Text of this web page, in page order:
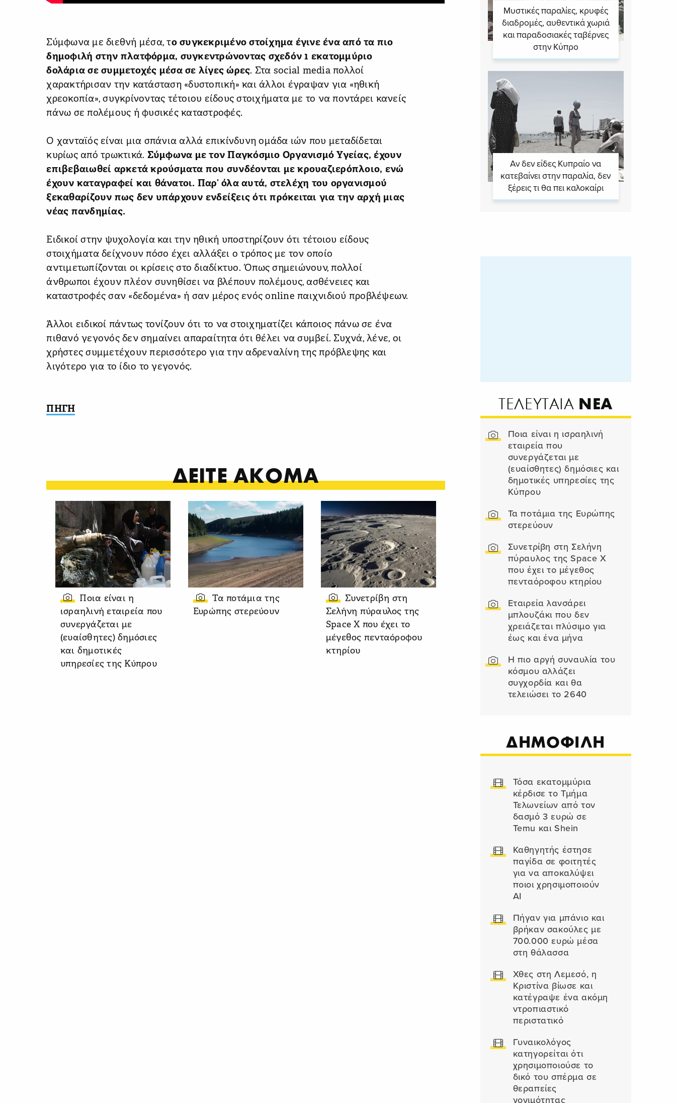
Σύμφωνα με διεθνή μέσα, το συγκεκριμένο στοίχημα έγινε ένα από τα πιο
δημοφιλή στην πλατφόρμα, συγκεντρώνοντας σχεδόν 1 εκατομμύριο
δολάρια σε συμμετοχές μέσα σε λίγες ώρες. Στα social media πολλοί
χαρακτήρισαν την κατάσταση «δυστοπική» και άλλοι έγραψαν για «ηθική
χρεοκοπία», συγκρίνοντας τέτοιου είδους στοιχήματα με το να ποντάρει κανείς
πάνω σε πολέμους ή φυσικές καταστροφές.
Ο χανταϊός είναι μια σπάνια αλλά επικίνδυνη ομάδα ιών που μεταδίδεται
κυρίως από τρωκτικά. Σύμφωνα με τον Παγκόσμιο Οργανισμό Υγείας, έχουν
επιβεβαιωθεί αρκετά κρούσματα που συνδέονται με κρουαζιερόπλοιο, ενώ
έχουν καταγραφεί και θάνατοι. Παρ’ όλα αυτά, στελέχη του οργανισμού
ξεκαθαρίζουν πως δεν υπάρχουν ενδείξεις ότι πρόκειται για την αρχή μιας
νέας πανδημίας.
Ειδικοί στην ψυχολογία και την ηθική υποστηρίζουν ότι τέτοιου είδους
στοιχήματα δείχνουν πόσο έχει αλλάξει ο τρόπος με τον οποίο
αντιμετωπίζονται οι κρίσεις στο διαδίκτυο. Όπως σημειώνουν, πολλοί
άνθρωποι έχουν πλέον συνηθίσει να βλέπουν πολέμους, ασθένειες και
καταστροφές σαν «δεδομένα» ή σαν μέρος ενός online παιχνιδιού προβλέψεων.
Άλλοι ειδικοί πάντως τονίζουν ότι το να στοιχηματίζει κάποιος πάνω σε ένα
πιθανό γεγονός δεν σημαίνει απαραίτητα ότι θέλει να συμβεί. Συχνά, λένε, οι
χρήστες συμμετέχουν περισσότερο για την αδρεναλίνη της πρόβλεψης και
λιγότερο για το ίδιο το γεγονός.
ΠΗΓΗ
ΔΕΙΤΕ ΑΚΟΜΑ
Ποια είναι η
ισραηλινή εταιρεία που
συνεργάζεται με
(ευαίσθητες) δημόσιες
και δημοτικές
υπηρεσίες της Κύπρου
Τα ποτάμια της
Ευρώπης στερεύουν
Συνετρίβη στη
Σελήνη πύραυλος της
Space X που έχει το
μέγεθος πενταόροφου
κτηρίου
Μυστικές παραλίες, κρυφές
διαδρομές, αυθεντικά χωριά
και παραδοσιακές ταβέρνες
στην Κύπρο
Αν δεν είδες Κυπραίο να
κατεβαίνει στην παραλία, δεν
ξέρεις τι θα πει καλοκαίρι
ΤΕΛΕΥΤΑΙΑ ΝΕΑ
Ποια είναι η ισραηλινή
εταιρεία που
συνεργάζεται με
(ευαίσθητες) δημόσιες και
δημοτικές υπηρεσίες της
Κύπρου
Τα ποτάμια της Ευρώπης
στερεύουν
Συνετρίβη στη Σελήνη
πύραυλος της Space X
που έχει το μέγεθος
πενταόροφου κτηρίου
Εταιρεία λανσάρει
μπλουζάκι που δεν
χρειάζεται πλύσιμο για
έως και ένα μήνα
Η πιο αργή συναυλία του
κόσμου αλλάζει
συγχορδία και θα
τελειώσει το 2640
ΔΗΜΟΦΙΛΗ
Τόσα εκατομμύρια
κέρδισε το Τμήμα
Τελωνείων από τον
δασμό 3 ευρώ σε
Temu και Shein
Καθηγητής έστησε
παγίδα σε φοιτητές
για να αποκαλύψει
ποιοι χρησιμοποιούν
AI
Πήγαν για μπάνιο και
βρήκαν σακούλες με
700.000 ευρώ μέσα
στη θάλασσα
Χθες στη Λεμεσό, η
Κριστίνα βίωσε και
κατέγραψε ένα ακόμη
ντροπιαστικό
περιστατικό
Γυναικολόγος
κατηγορείται ότι
χρησιμοποιούσε το
δικό του σπέρμα σε
θεραπείες
γονιμότητας